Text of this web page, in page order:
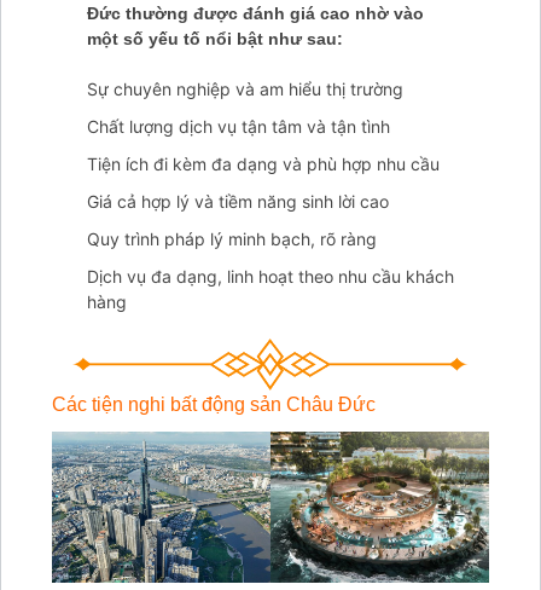
Đức thường được đánh giá cao nhờ vào
một số yếu tố nổi bật như sau:
Sự chuyên nghiệp và am hiểu thị trường
Chất lượng dịch vụ tận tâm và tận tình
Tiện ích đi kèm đa dạng và phù hợp nhu cầu
Giá cả hợp lý và tiềm năng sinh lời cao
Quy trình pháp lý minh bạch, rõ ràng
Dịch vụ đa dạng, linh hoạt theo nhu cầu khách
hàng
Các tiện nghi bất động sản Châu Đức